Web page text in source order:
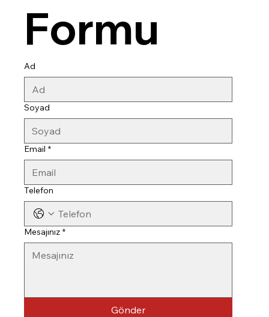
Formu
Ad
Soyad
Email *
Telefon
Mesajınız *
Gönder